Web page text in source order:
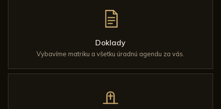
Doklady
Vybavíme matriku a všetku úradnú agendu za vás.